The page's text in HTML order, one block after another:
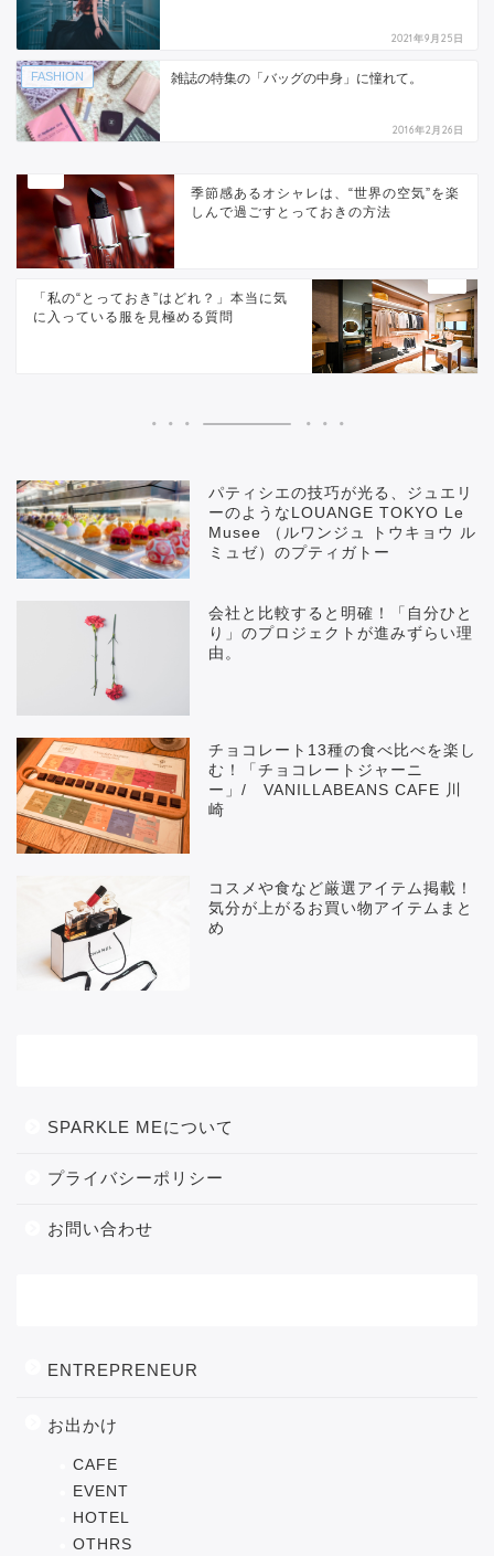
2021年9月25日
FASHION 雑誌の特集の「バッグの中身」に憧れて。
2016年2月26日
季節感あるオシャレは、“世界の空気”を楽
しんで過ごすとっておきの方法
「私の“とっておき”はどれ？」本当に気
に入っている服を見極める質問
パティシエの技巧が光る、ジュエリ
ーのようなLOUANGE TOKYO Le
Musee （ルワンジュ トウキョウ ル
ミュゼ）のプティガトー
会社と比較すると明確！「自分ひと
り」のプロジェクトが進みずらい理
由。
チョコレート13種の食べ比べを楽し
む！「チョコレートジャーニ
ー」/ VANILLABEANS CAFE 川
崎
コスメや食など厳選アイテム掲載！
気分が上がるお買い物アイテムまと
め
SPARKLE MEについて
プライバシーポリシー
お問い合わせ
ENTREPRENEUR
お出かけ
CAFE
EVENT
HOTEL
OTHRS